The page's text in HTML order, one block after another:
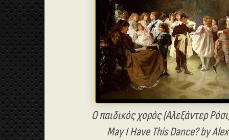
Ο παιδικός χορός (Αλεξάντερ
May I Have This Dance? by